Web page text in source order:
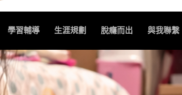
學習輔導 生涯規劃 脫癮而出 與我聯繫